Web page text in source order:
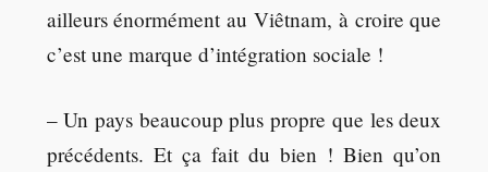
ailleurs énormément au Viêtnam, à croire que
c’est une marque d’intégration sociale !
– Un pays beaucoup plus propre que les deux
précédents. Et ça fait du bien ! Bien qu’on